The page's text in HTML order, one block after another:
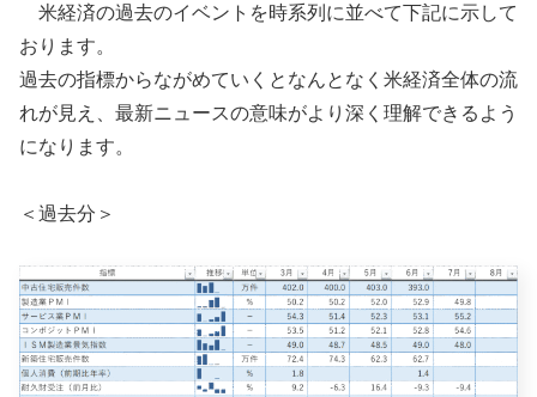
米経済の過去のイベントを時系列に並べて下記に示して
おります。
過去の指標からながめていくとなんとなく米経済全体の流
れが見え、最新ニュースの意味がより深く理解できるよう
になります。
＜過去分＞